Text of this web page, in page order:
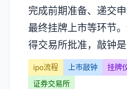
章
列
表
完成前期准备、递交
最终挂牌上市等环节
得交易所批准，敲钟
ipo流程 上市敲钟 挂牌
证券交易所